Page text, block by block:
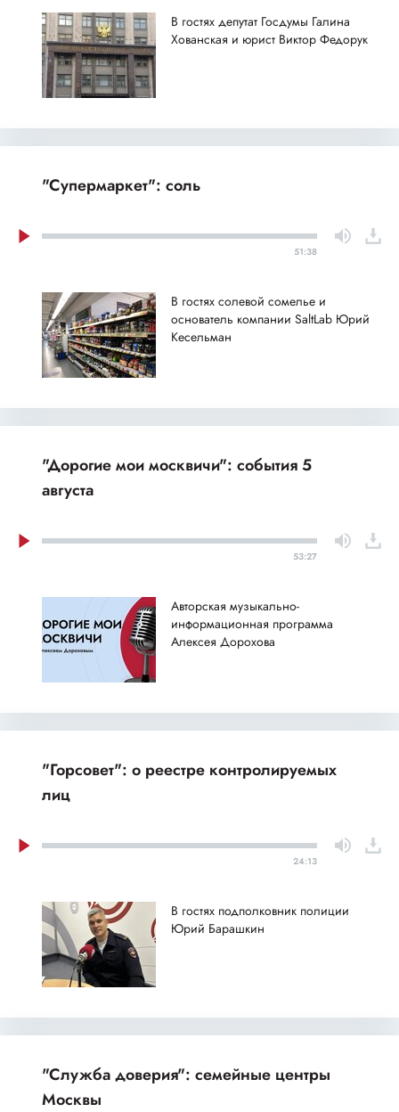
В гостях депутат Госдумы Галина
Хованская и юрист Виктор Федорук
"Супермаркет": соль
51:38
В гостях солевой сомелье и
основатель компании SaltLab Юрий
Кесельман
"Дорогие мои москвичи": события 5
августа
53:27
Авторская музыкально-
информационная программа
Алексея Дорохова
"Горсовет": о реестре контролируемых
лиц
24:13
В гостях подполковник полиции
Юрий Барашкин
"Служба доверия": семейные центры
Москвы